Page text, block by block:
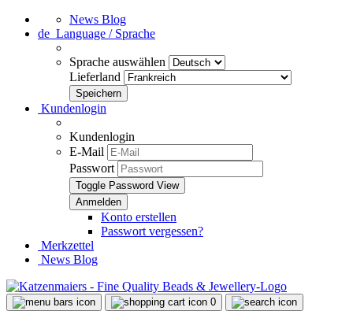
News Blog
de Language / Sprache
Sprache auswählen
Lieferland
Kundenlogin
Kundenlogin
E-Mail
Passwort
Toggle Password View
Konto erstellen
Passwort vergessen?
Merkzettel
News Blog
0